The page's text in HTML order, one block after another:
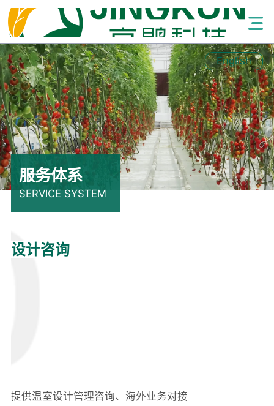
English
服务体系
SERVICE SYSTEM
设计咨询
提供温室设计管理咨询、海外业务对接